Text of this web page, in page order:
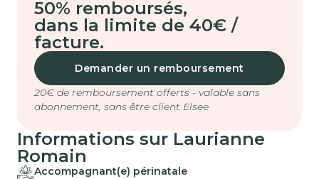
50% remboursés,
dans la limite de 40€ /
facture.
Demander un remboursement
20€ de remboursement offerts - valable sans
abonnement, sans être client Elsee
Informations sur Laurianne
Romain
Accompagnant(e) périnatale